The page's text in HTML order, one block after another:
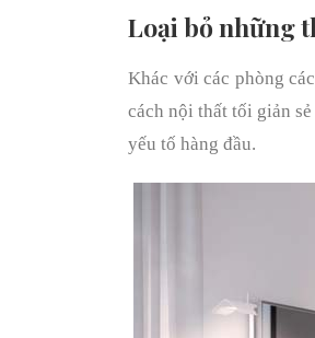
Loại bỏ những
Khác với các phòng
cách nội thất tối giản
yếu tố hàng đầu.